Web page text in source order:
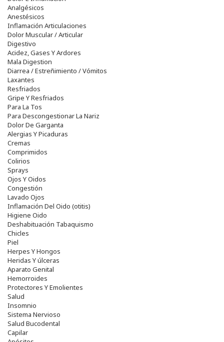
Analgésicos
Anestésicos
Inflamación Articulaciones
Dolor Muscular / Articular
Digestivo
Acidez, Gases Y Ardores
Mala Digestion
Diarrea / Estreñimiento / Vómitos
Laxantes
Resfriados
Gripe Y Resfriados
Para La Tos
Para Descongestionar La Nariz
Dolor De Garganta
Alergias Y Picaduras
Cremas
Comprimidos
Colirios
Sprays
Ojos Y Oidos
Congestión
Lavado Ojos
Inflamación Del Oido (otitis)
Higiene Oido
Deshabituación Tabaquismo
Chicles
Piel
Herpes Y Hongos
Heridas Y úlceras
Aparato Genital
Hemorroides
Protectores Y Emolientes
Salud
Insomnio
Sistema Nervioso
Salud Bucodental
Capilar